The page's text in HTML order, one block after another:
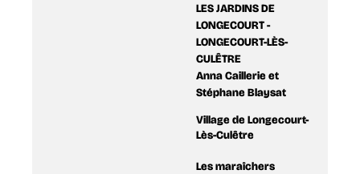
LES JARDINS DE
LONGECOURT -
LONGECOURT-LÈS-
CULÊTRE
Anna Caillerie et
Stéphane Blaysat
Village de Longecourt-
Lès-Culêtre
Les maraîchers